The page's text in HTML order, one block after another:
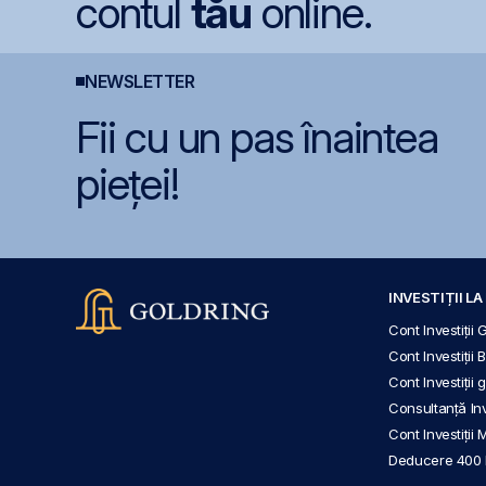
contul tău online.
NEWSLETTER
Fii cu un pas înaintea
pieței!
INVESTIȚII LA
Cont Investiții
Cont Investiții
Cont Investiții
Consultanță
Cont Investiții
Deducere 400